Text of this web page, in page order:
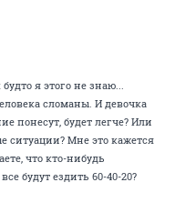
будто я этого не знаю...
сломаны. И девочка
понесут, будет легче? Или
ситуации? Мне это кажется
что кто-нибудь
будут ездить 60-40-20?